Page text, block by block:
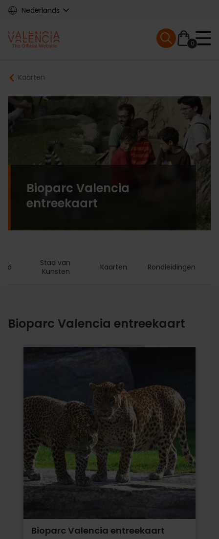
Skip
content
Nederlands
Main
navigation
0
Mobile menu
Breadcrumb
Kaarten
Bioparc Valencia
entreekaart
Stad van
Kunsten
Kaarten Rondleidingen
Bioparc Valencia entreekaart
Bioparc Valencia entreekaart